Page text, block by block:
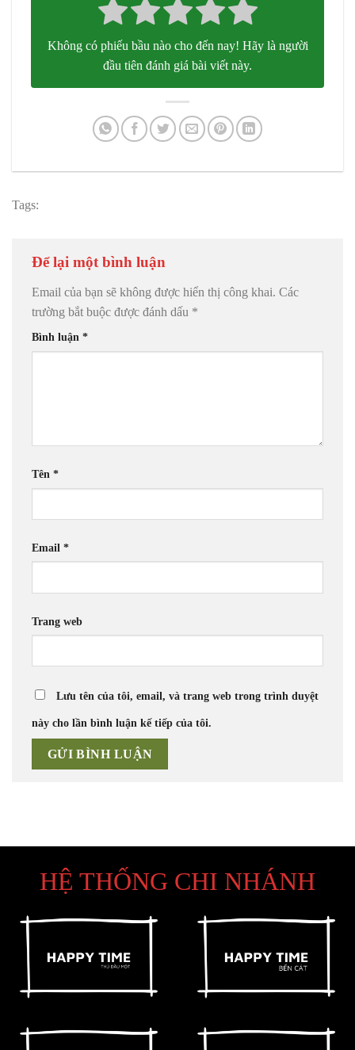
Không có phiếu bầu nào cho đến nay! Hãy là người
đầu tiên đánh giá bài viết này.
Tags:
Để lại một bình luận
Email của bạn sẽ không được hiển thị công khai. Các
trường bắt buộc được đánh dấu *
Bình luận *
Tên *
Email *
Trang web
Lưu tên của tôi, email, và trang web trong trình duyệt
này cho lần bình luận kế tiếp của tôi.
HỆ THỐNG CHI NHÁNH